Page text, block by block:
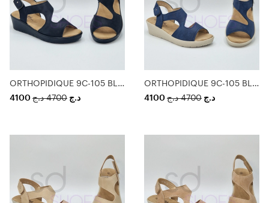
ORTHOPIDIQUE 9C-105 BLACK
4100
د.ج 4700 د.ج
ORTHOPIDIQUE 9C-105 BLUE
4100
د.ج 4700 د.ج